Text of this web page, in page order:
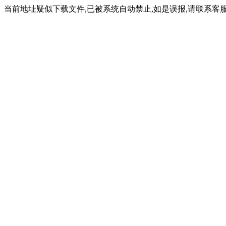
当前地址疑似下载文件,已被系统自动禁止,如是误报,请联系客